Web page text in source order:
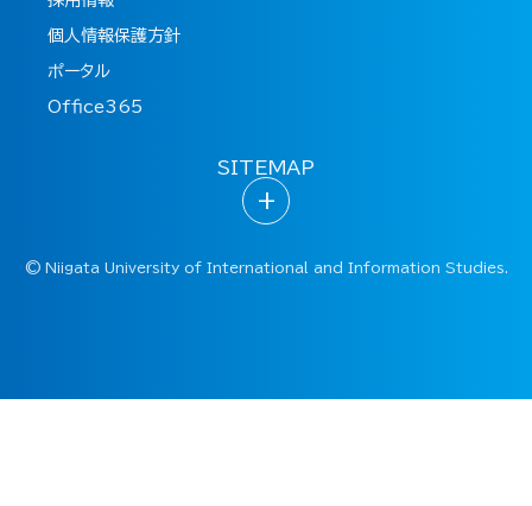
個人情報保護方針
ポータル
Office365
SITEMAP
+
©Niigata University of International and Information Studies.